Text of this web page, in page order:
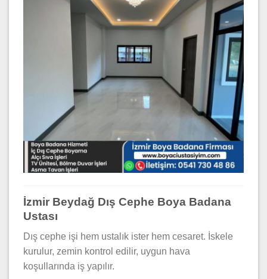
İzmir Beydağ Dış Cephe Boya Badana
Ustası
Dış cephe işi hem ustalık ister hem cesaret. İskele
kurulur, zemin kontrol edilir, uygun hava
koşullarında iş yapılır.